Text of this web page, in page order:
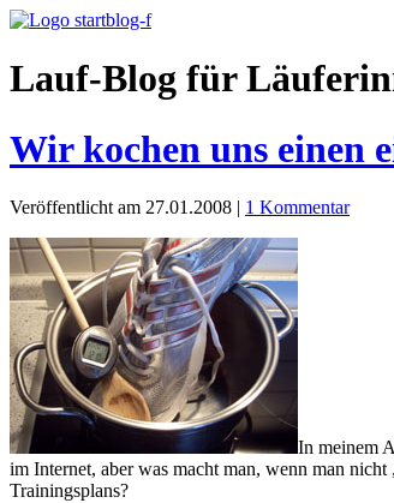
Lauf-Blog für
Wir kochen uns einen
Veröffentlicht am 27.01.2008 | 1 Kommentar
In meinem
im Internet, aber was macht man, wenn man
Trainingsplans?